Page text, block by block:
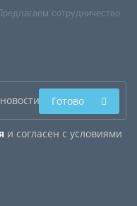
сотрудничество
и согласен с условиями
Готово